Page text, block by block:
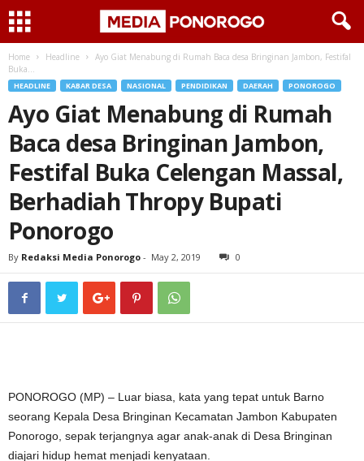
Home Headline
Ayo Giat Menabung di Rumah Baca desa Bringinan Jambon, Festifal
Buka...
HEADLINE KABAR DESA NASIONAL PENDIDIKAN DAERAH PONOROGO
Ayo Giat Menabung di Rumah
Baca desa Bringinan Jambon,
Festifal Buka Celengan Massal,
Berhadiah Thropy Bupati
Ponorogo
By Redaksi Media Ponorogo - May 2, 2019 0
PONOROGO (MP) – Luar biasa, kata yang tepat untuk Barno
seorang Kepala Desa Bringinan Kecamatan Jambon Kabupaten
Ponorogo, sepak terjangnya agar anak-anak di Desa Bringinan
diajari hidup hemat menjadi kenyataan.